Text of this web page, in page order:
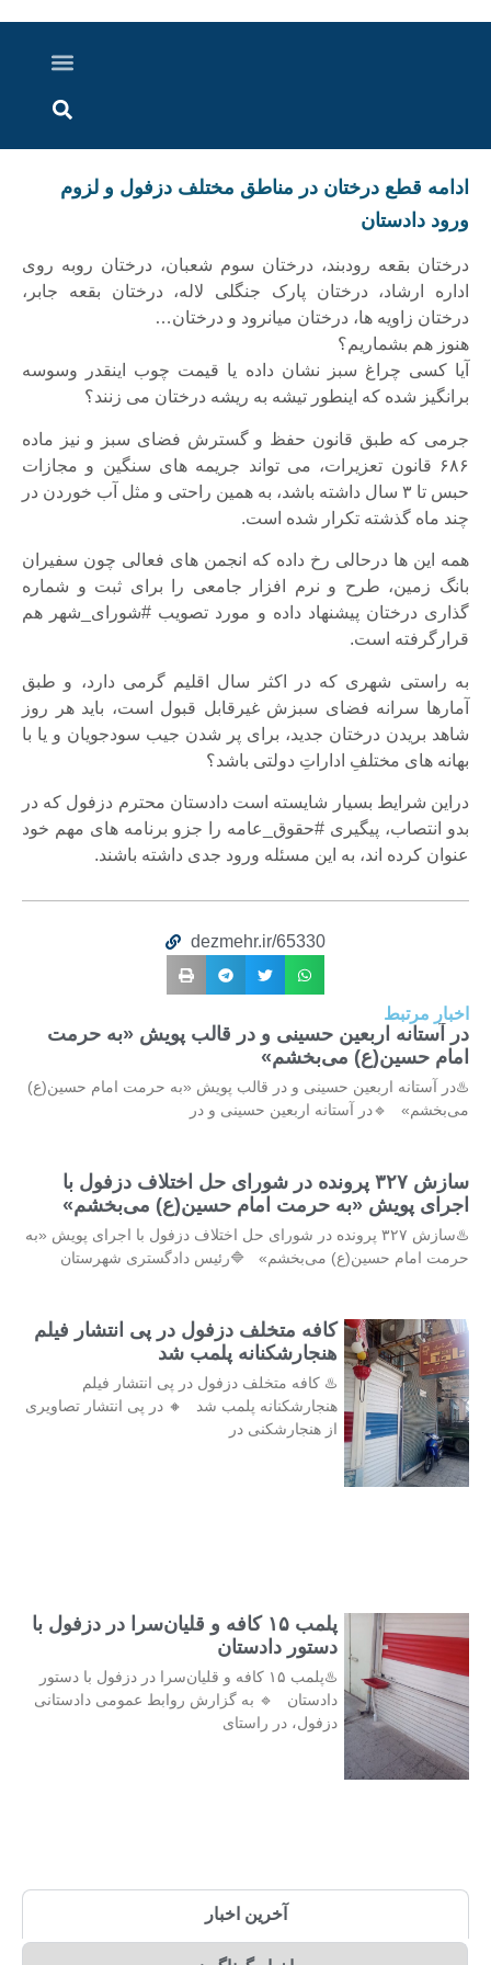
️ادامه قطع درختان در مناطق مختلف دزفول و لزوم
ورود دادستان
درختان بقعه ‎رودبند، درختان سوم شعبان، درختان روبه روی
اداره ارشاد، درختان پارک جنگلی لاله، درختان بقعه جابر،
درختان زاویه ها، درختان ‎میانرود و درختان…
هنوز هم بشماریم؟
آیا کسی چراغ سبز نشان داده یا قیمت چوب اینقدر وسوسه
برانگیز شده که اینطور تیشه به ریشه ‎درختان می زنند؟
‏جرمی که طبق قانون حفظ و گسترش فضای سبز و نیز ماده
۶۸۶ قانون تعزیرات، می تواند جریمه های سنگین و مجازات
‎حبس تا ۳ سال داشته باشد، به همین راحتی و مثل آب خوردن در
چند ماه گذشته تکرار شده است.
همه این ها درحالی رخ داده که انجمن های فعالی چون ‎سفیران
بانگ زمین، طرح و نرم افزار جامعی را برای ثبت و شماره
گذاری درختان پیشنهاد داده و مورد تصویب ‎#شورای_شهر هم
قرارگرفته است.
به راستی شهری که در اکثر سال اقلیم گرمی دارد، و طبق
آمارها سرانه فضای سبزش غیرقابل قبول است، باید هر روز
شاهد بریدن درختان جدید، برای پر شدن جیب سودجویان و یا با
بهانه های مختلفِ اداراتِ دولتی باشد؟
دراین شرایط بسیار شایسته است ‎دادستان محترم دزفول که در
بدو انتصاب، پیگیری ‎#حقوق_عامه را جزو برنامه های مهم خود
عنوان کرده اند، به این مسئله ورود جدی داشته باشند.
dezmehr.ir/65330
اخبار مرتبط
در آستانه اربعین حسینی و در قالب پویش «به حرمت
امام حسین(ع) می‌بخشم»
♨️در آستانه اربعین حسینی و در قالب پویش «به حرمت امام حسین(ع)
می‌بخشم» 🔹در آستانه اربعین حسینی و در
سازش ۳۲۷ پرونده در شورای حل اختلاف دزفول با
اجرای پویش «به حرمت امام حسین(ع) می‌بخشم»
♨️سازش ۳۲۷ پرونده در شورای حل اختلاف دزفول با اجرای پویش «به
حرمت امام حسین(ع) می‌بخشم» 🔷️رئیس دادگستری شهرستان
کافه متخلف دزفول در پی انتشار فیلم
هنجارشکنانه پلمب شد
♨️ کافه متخلف دزفول در پی انتشار فیلم
هنجارشکنانه پلمب شد 🔸 در پی انتشار تصاویری
از هنجارشکنی در
پلمب ۱۵ کافه و قلیان‌سرا در دزفول با
دستور دادستان
♨️پلمب ۱۵ کافه و قلیان‌سرا در دزفول با دستور
دادستان 🔹 به گزارش روابط عمومی دادستانی
دزفول، در راستای
آخرین اخبار